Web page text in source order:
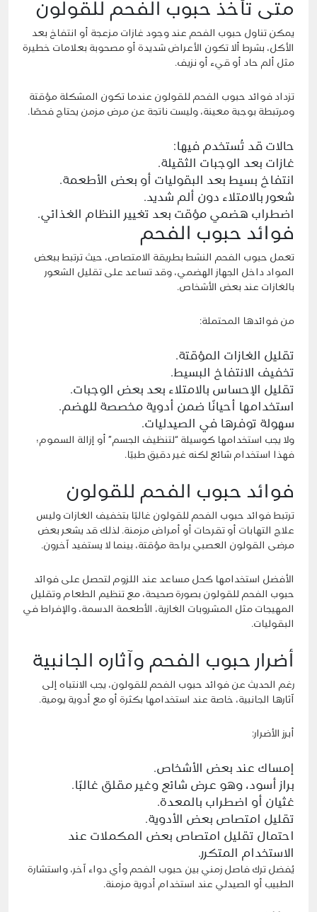
متى تأخذ حبوب الفحم للقولون
يمكن تناول حبوب الفحم عند وجود غازات مزعجة أو انتفاخ بعد
الأكل، بشرط ألا تكون الأعراض شديدة أو مصحوبة بعلامات خطيرة
مثل ألم حاد أو قيء أو نزيف.
تزداد فوائد حبوب الفحم للقولون عندما تكون المشكلة مؤقتة
ومرتبطة بوجبة معينة، وليست ناتجة عن مرض مزمن يحتاج فحصًا.
حالات قد تُستخدم فيها:
غازات بعد الوجبات الثقيلة.
انتفاخ بسيط بعد البقوليات أو بعض الأطعمة.
شعور بالامتلاء دون ألم شديد.
اضطراب هضمي مؤقت بعد تغيير النظام الغذائي.
فوائد حبوب الفحم
تعمل حبوب الفحم النشط بطريقة الامتصاص، حيث ترتبط ببعض
المواد داخل الجهاز الهضمي، وقد تساعد على تقليل الشعور
بالغازات عند بعض الأشخاص.
من فوائدها المحتملة:
تقليل الغازات المؤقتة.
تخفيف الانتفاخ البسيط.
تقليل الإحساس بالامتلاء بعد بعض الوجبات.
استخدامها أحيانًا ضمن أدوية مخصصة للهضم.
سهولة توفرها في الصيدليات.
ولا يجب استخدامها كوسيلة “لتنظيف الجسم” أو إزالة السموم؛
فهذا استخدام شائع لكنه غير دقيق طبيًا.
فوائد حبوب الفحم للقولون
ترتبط فوائد حبوب الفحم للقولون غالبًا بتخفيف الغازات وليس
علاج التهابات أو تقرحات أو أمراض مزمنة. لذلك قد يشعر بعض
مرضى القولون العصبي براحة مؤقتة، بينما لا يستفيد آخرون.
الأفضل استخدامها كحل مساعد عند اللزوم لتحصل على فوائد
حبوب الفحم للقولون بصورة صحيحة، مع تنظيم الطعام وتقليل
المهيجات مثل المشروبات الغازية، الأطعمة الدسمة، والإفراط في
البقوليات.
أضرار حبوب الفحم وآثاره الجانبية
رغم الحديث عن فوائد حبوب الفحم للقولون، يجب الانتباه إلى
آثارها الجانبية، خاصة عند استخدامها بكثرة أو مع أدوية يومية.
أبرز الأضرار:
إمساك عند بعض الأشخاص.
براز أسود، وهو عرض شائع وغير مقلق غالبًا.
غثيان أو اضطراب بالمعدة.
تقليل امتصاص بعض الأدوية.
احتمال تقليل امتصاص بعض المكملات عند
الاستخدام المتكرر.
يُفضل ترك فاصل زمني بين حبوب الفحم وأي دواء آخر، واستشارة
الطبيب أو الصيدلي عند استخدام أدوية مزمنة.